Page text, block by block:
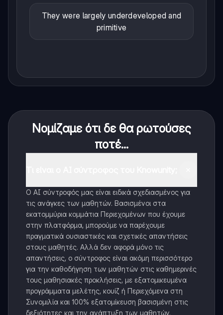
They were largely underdeveloped and
primitive
Νομίζαμε ότι δε θα ρωτούσες
ποτέ...
Ο AI σύντροφός μας είναι ειδικά σχεδιασμένος για
τις ανάγκες των μαθητών. Βασισμένοι στα
εκατομμύρια κομμάτια Περιεχομένων που έχουμε
στην πλατφόρμα, μπορούμε να παρέχουμε
πραγματικά ουσιαστικές και σχετικές απαντήσεις
στους μαθητές. Αλλά δεν αφορά μόνο τις
απαντήσεις, ο σύντροφος είναι ακόμη περισσότερο
για την καθοδήγηση των μαθητών στις καθημερινές
τους μαθησιακές προκλήσεις, με εξατομικευμένα
προγράμματα μελέτης, κουίζ ή Περιεχόμενα στη
Συνομιλία και 100% εξατομίκευση βασισμένη στις
δεξιότητες και την ανάπτυξη των μαθητών.